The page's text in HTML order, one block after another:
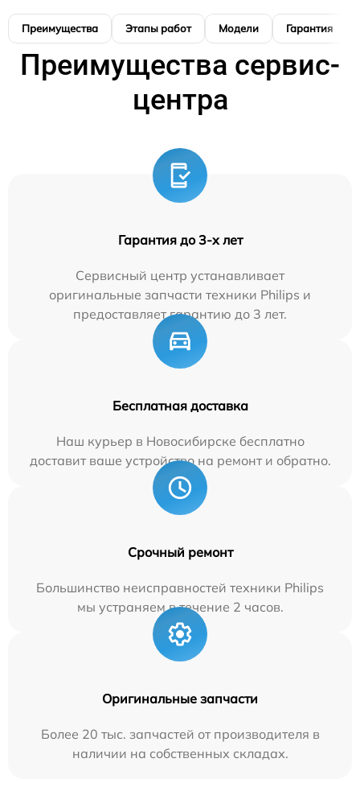
Преимущества Этапы работ Модели Гарантия
Преимущества сервис-
центра
Гарантия до 3-х лет
Сервисный центр устанавливает
оригинальные запчасти техники Philips и
предоставляет гарантию до 3 лет.
Бесплатная доставка
Наш курьер в Новосибирске бесплатно
доставит ваше устройство на ремонт и обратно.
Срочный ремонт
Большинство неисправностей техники Philips
мы устраняем в течение 2 часов.
Оригинальные запчасти
Более 20 тыс. запчастей от производителя в
наличии на собственных складах.